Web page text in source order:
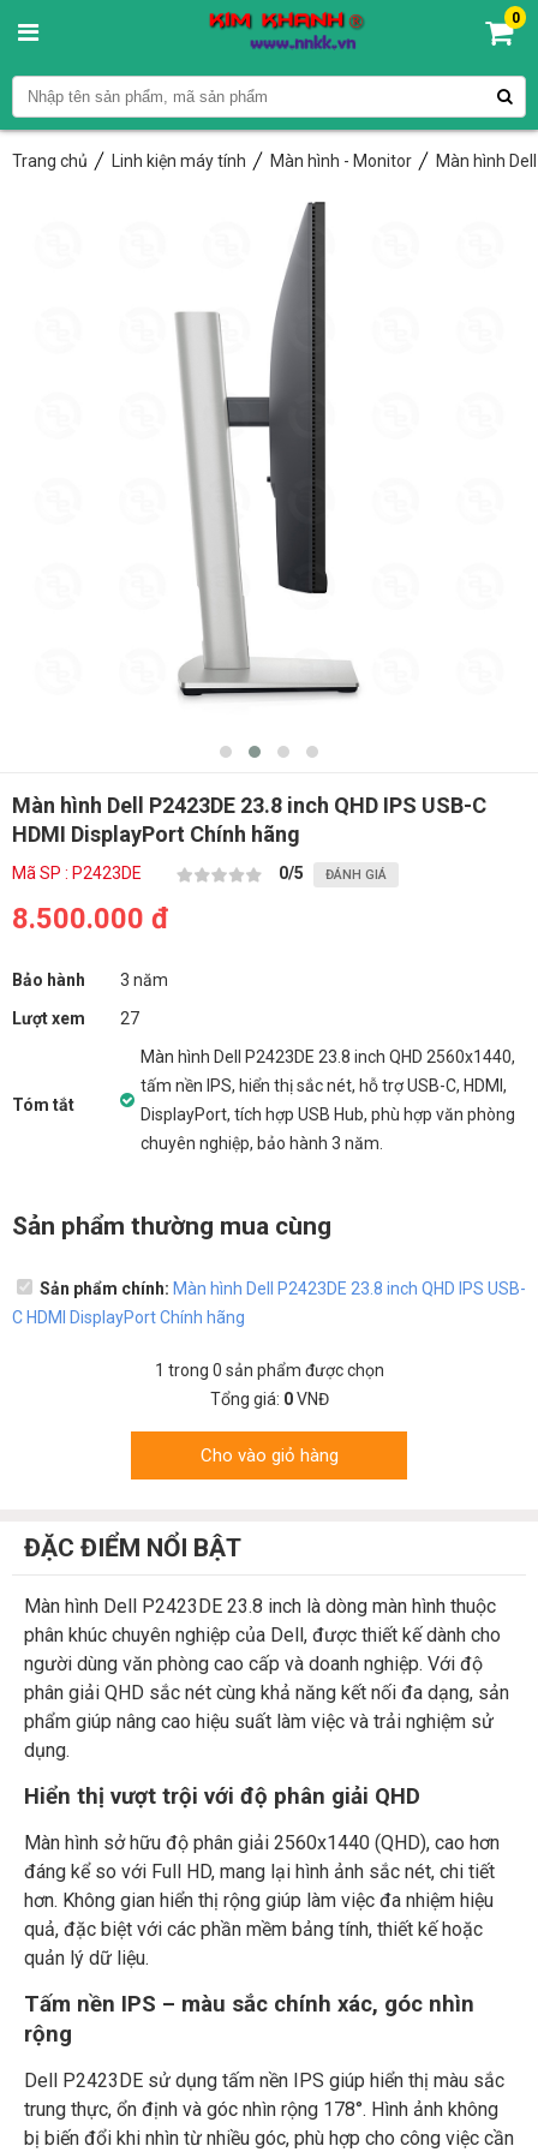
0
Trang chủ Linh kiện máy tính Màn hình - Monitor Màn hình Dell
Màn hình Dell P2423DE 23.8 inch QHD IPS USB-C
HDMI DisplayPort Chính hãng
Mã SP : P2423DE 0/5 ĐÁNH GIÁ
8.500.000 đ
Bảo hành
3 năm
Lượt xem
27
Tóm tắt
Màn hình Dell P2423DE 23.8 inch QHD 2560x1440,
tấm nền IPS, hiển thị sắc nét, hỗ trợ USB-C, HDMI,
DisplayPort, tích hợp USB Hub, phù hợp văn phòng
chuyên nghiệp, bảo hành 3 năm.
Sản phẩm thường mua cùng
Sản phẩm chính: Màn hình Dell P2423DE 23.8 inch QHD IPS USB-
C HDMI DisplayPort Chính hãng
1 trong 0 sản phẩm được chọn
Tổng giá: 0VNĐ
Cho vào giỏ hàng
ĐẶC ĐIỂM NỔI BẬT
Màn hình Dell P2423DE 23.8 inch là dòng màn hình thuộc
phân khúc chuyên nghiệp của Dell, được thiết kế dành cho
người dùng văn phòng cao cấp và doanh nghiệp. Với độ
phân giải QHD sắc nét cùng khả năng kết nối đa dạng, sản
phẩm giúp nâng cao hiệu suất làm việc và trải nghiệm sử
dụng.
Hiển thị vượt trội với độ phân giải QHD
Màn hình sở hữu độ phân giải 2560x1440 (QHD), cao hơn
đáng kể so với Full HD, mang lại hình ảnh sắc nét, chi tiết
hơn. Không gian hiển thị rộng giúp làm việc đa nhiệm hiệu
quả, đặc biệt với các phần mềm bảng tính, thiết kế hoặc
quản lý dữ liệu.
Tấm nền IPS – màu sắc chính xác, góc nhìn
rộng
Dell P2423DE sử dụng tấm nền IPS giúp hiển thị màu sắc
trung thực, ổn định và góc nhìn rộng 178°. Hình ảnh không
bị biến đổi khi nhìn từ nhiều góc, phù hợp cho công việc cần